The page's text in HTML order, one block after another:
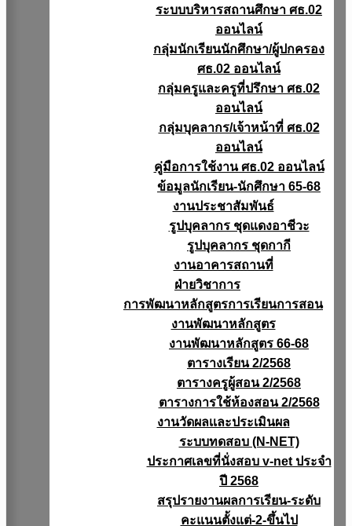
ระบบบริหารสถานศึกษา ศธ.02
ออนไลน์
กลุ่มนักเรียนนักศึกษา/ผู้ปกครอง
ศธ.02 ออนไลน์
กลุ่มครูและครูที่ปรึกษา ศธ.02
ออนไลน์
กลุ่มบุคลากร/เจ้าหน้าที่ ศธ.02
ออนไลน์
คู่มือการใช้งาน ศธ.02 ออนไลน์
ข้อมูลนักเรียน-นักศึกษา 65-68
งานประชาสัมพันธ์
รูปบุคลากร ชุดแดงอาชีวะ
รูปบุคลากร ชุดกากี
งานอาคารสถานที่
ฝ่ายวิชาการ
การพัฒนาหลักสูตรการเรียนการสอน
งานพัฒนาหลักสูตร
งานพัฒนาหลักสูตร 66-68
ตารางเรียน 2/2568
ตารางครูผู้สอน 2/2568
ตารางการใช้ห้องสอน 2/2568
งานวัดผลเเละประเมินผล
ระบบทดสอบ (N-NET)
ประกาศเลขที่นั่งสอบ v-net ประจำ
ปี 2568
สรุปรายงานผลการเรียน-ระดับ
คะแนนตั้งแต่-2-ขึ้นไป